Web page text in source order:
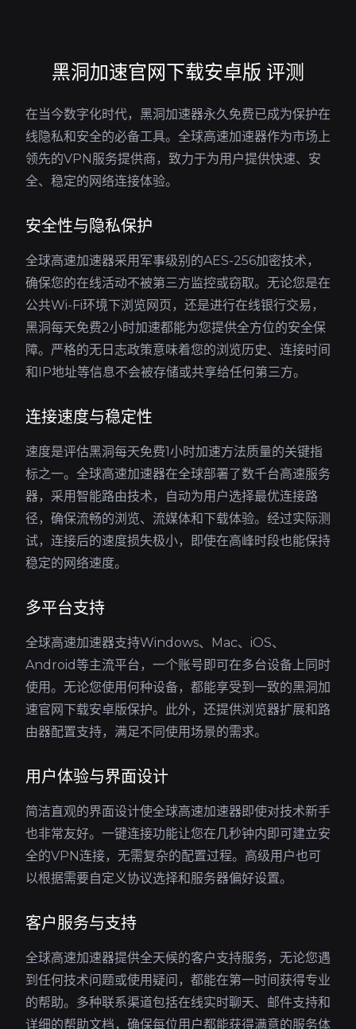
黑洞加速官网下载安卓版 评测
在当今数字化时代，黑洞加速器永久免费已成为保护在
线隐私和安全的必备工具。全球高速加速器作为市场上
领先的VPN服务提供商，致力于为用户提供快速、安
全、稳定的网络连接体验。
安全性与隐私保护
全球高速加速器采用军事级别的AES-256加密技术，
确保您的在线活动不被第三方监控或窃取。无论您是在
公共Wi-Fi环境下浏览网页，还是进行在线银行交易，
黑洞每天免费2小时加速都能为您提供全方位的安全保
障。严格的无日志政策意味着您的浏览历史、连接时间
和IP地址等信息不会被存储或共享给任何第三方。
连接速度与稳定性
速度是评估黑洞每天免费1小时加速方法质量的关键指
标之一。全球高速加速器在全球部署了数千台高速服务
器，采用智能路由技术，自动为用户选择最优连接路
径，确保流畅的浏览、流媒体和下载体验。经过实际测
试，连接后的速度损失极小，即使在高峰时段也能保持
稳定的网络速度。
多平台支持
全球高速加速器支持Windows、Mac、iOS、
Android等主流平台，一个账号即可在多台设备上同时
使用。无论您使用何种设备，都能享受到一致的黑洞加
速官网下载安卓版保护。此外，还提供浏览器扩展和路
由器配置支持，满足不同使用场景的需求。
用户体验与界面设计
简洁直观的界面设计使全球高速加速器即使对技术新手
也非常友好。一键连接功能让您在几秒钟内即可建立安
全的VPN连接，无需复杂的配置过程。高级用户也可
以根据需要自定义协议选择和服务器偏好设置。
客户服务与支持
全球高速加速器提供全天候的客户支持服务，无论您遇
到任何技术问题或使用疑问，都能在第一时间获得专业
的帮助。多种联系渠道包括在线实时聊天、邮件支持和
详细的帮助文档，确保每位用户都能获得满意的服务体